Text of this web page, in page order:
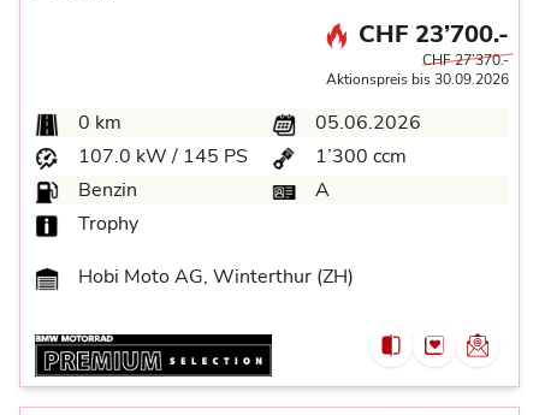
CHF 23’700.-
CHF 27’370.-
Aktionspreis bis 30.09.2026
0 km
05.06.2026
107.0 kW / 145 PS
1’300 ccm
Benzin
A
Trophy
Hobi Moto AG, Winterthur (ZH)